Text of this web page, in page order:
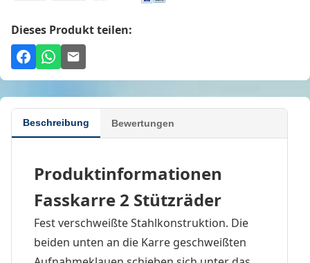
Dieses Produkt teilen:
Beschreibung Bewertungen
Produktinformationen
Fasskarre 2 Stützräder
Fest verschweißte Stahlkonstruktion. Die
beiden unten an die Karre geschweißten